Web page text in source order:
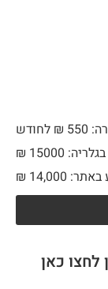
15000 ₪
באתר:
₪ 14,000
כאן